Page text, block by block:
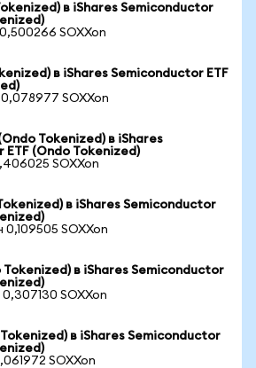
в iShares Semiconductor
SOXXon
в iShares Semiconductor ETF
SOXXon
Tokenized) в iShares
ETF (Ondo Tokenized)
SOXXon
в iShares Semiconductor
0,109505 SOXXon
Tokenized) в iShares Semiconductor
0,307130 SOXXon
в iShares Semiconductor
SOXXon